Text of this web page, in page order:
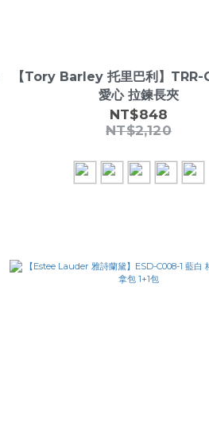
【Tory Barley 托里巴利】TRR-
愛心 拉鍊長夾
NT$848
NT$2,120